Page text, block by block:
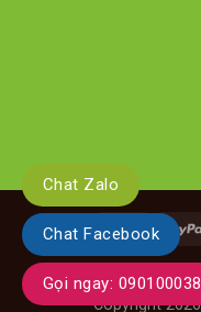
GIỚI THIỆU TIN TỨC
Copyright
Chat Zalo
Chat Facebook
Gọi ngay: